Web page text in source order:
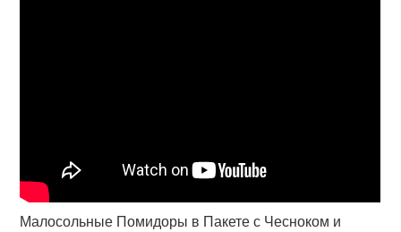
Малосольные Помидоры в Пакете с Чесноком и